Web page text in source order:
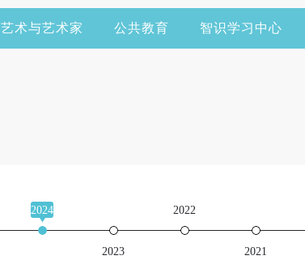
艺术与艺术家 公共教育 智识学习中心
2024
2023
2022
2021